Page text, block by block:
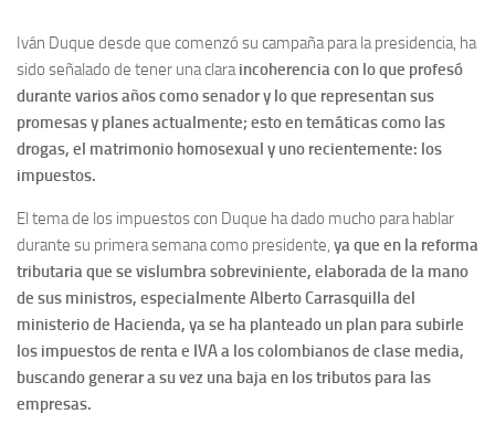
Iván Duque desde que comenzó su campaña para la presidencia, ha
sido señalado de tener una clara incoherencia con lo que profesó
durante varios años como senador y lo que representan sus
promesas y planes actualmente; esto en temáticas como las
drogas, el matrimonio homosexual y uno recientemente: los
impuestos.
El tema de los impuestos con Duque ha dado mucho para hablar
durante su primera semana como presidente, ya que en la reforma
tributaria que se vislumbra sobreviniente, elaborada de la mano
de sus ministros, especialmente Alberto Carrasquilla del
ministerio de Hacienda, ya se ha planteado un plan para subirle
los impuestos de renta e IVA a los colombianos de clase media,
buscando generar a su vez una baja en los tributos para las
empresas.